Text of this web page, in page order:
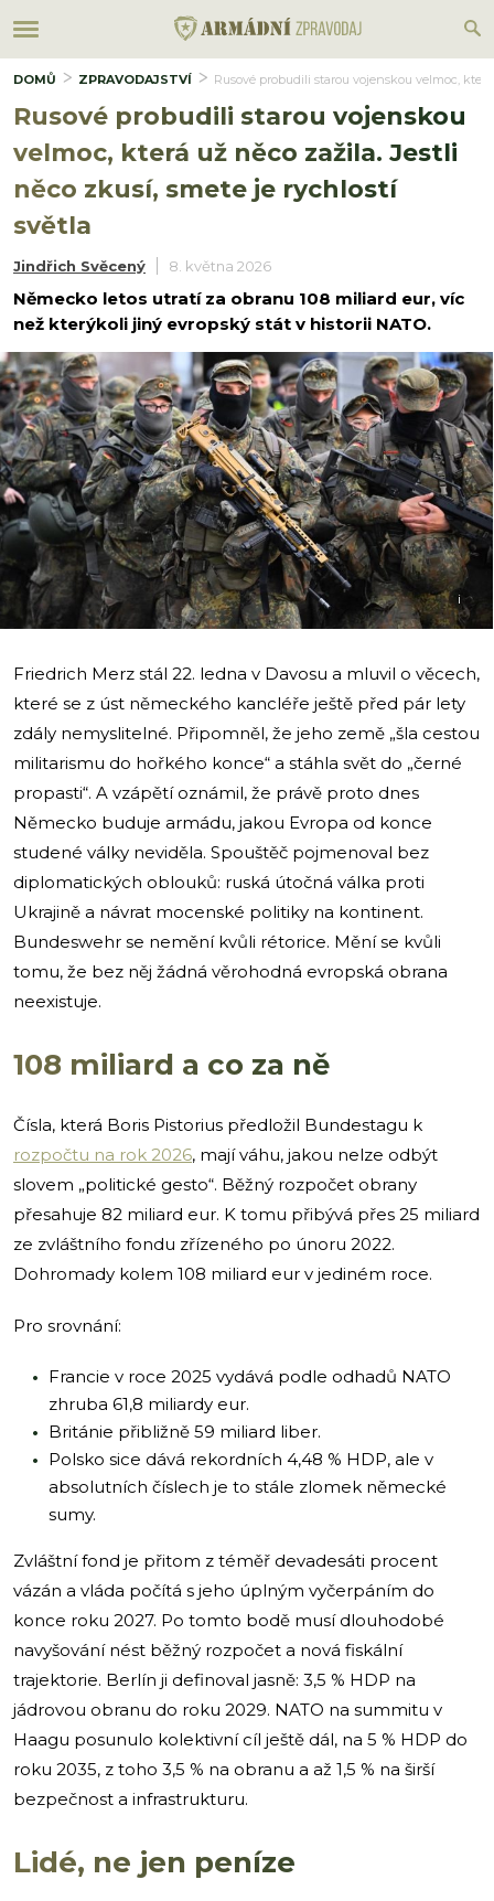
DOMŮ ZPRAVODAJSTVÍ Rusové probudili starou vojenskou velmoc,
Rusové probudili starou vojenskou
velmoc, která už něco zažila. Jestli
něco zkusí, smete je rychlostí
světla
Jindřich Svěcený 8. května 2026
Německo letos utratí za obranu 108 miliard eur, víc
než kterýkoli jiný evropský stát v historii NATO.
i
Friedrich Merz stál 22. ledna v Davosu a mluvil o věcech,
které se z úst německého kancléře ještě před pár lety
zdály nemyslitelné. Připomněl, že jeho země „šla cestou
militarismu do hořkého konce“ a stáhla svět do „černé
propasti“. A vzápětí oznámil, že právě proto dnes
Německo buduje armádu, jakou Evropa od konce
studené války neviděla. Spouštěč pojmenoval bez
diplomatických oblouků: ruská útočná válka proti
Ukrajině a návrat mocenské politiky na kontinent.
Bundeswehr se nemění kvůli rétorice. Mění se kvůli
tomu, že bez něj žádná věrohodná evropská obrana
neexistuje.
108 miliard a co za ně
Čísla, která Boris Pistorius předložil Bundestagu k
rozpočtu na rok 2026, mají váhu, jakou nelze odbýt
slovem „politické gesto“. Běžný rozpočet obrany
přesahuje 82 miliard eur. K tomu přibývá přes 25 miliard
ze zvláštního fondu zřízeného po únoru 2022.
Dohromady kolem 108 miliard eur v jediném roce.
Pro srovnání:
Francie v roce 2025 vydává podle odhadů NATO
zhruba 61,8 miliardy eur.
Británie přibližně 59 miliard liber.
Polsko sice dává rekordních 4,48 % HDP, ale v
absolutních číslech je to stále zlomek německé
sumy.
Zvláštní fond je přitom z téměř devadesáti procent
vázán a vláda počítá s jeho úplným vyčerpáním do
konce roku 2027. Po tomto bodě musí dlouhodobé
navyšování nést běžný rozpočet a nová fiskální
trajektorie. Berlín ji definoval jasně: 3,5 % HDP na
jádrovou obranu do roku 2029. NATO na summitu v
Haagu posunulo kolektivní cíl ještě dál, na 5 % HDP do
roku 2035, z toho 3,5 % na obranu a až 1,5 % na širší
bezpečnost a infrastrukturu.
Lidé, ne jen peníze